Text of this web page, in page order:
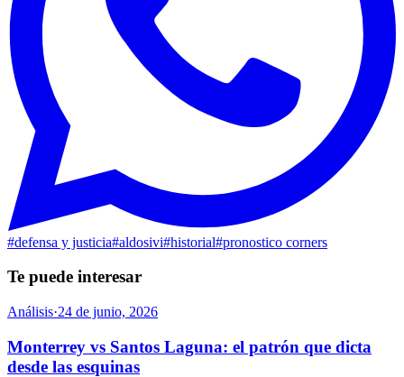
#defensa y justicia#aldosivi#historial#pronostico corners
Te puede interesar
Análisis·24 de junio, 2026
Monterrey vs Santos Laguna: el patrón que dicta
desde las esquinas